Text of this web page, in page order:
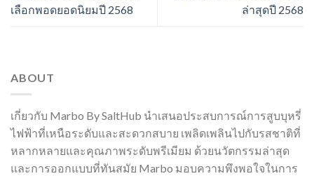
เลือกพอดยอดนิยมปี 2568
ล่าสุดปี 2568
ABOUT
เกี่ยวกับ Marbo By SaltHub นำเสนอประสบการณ์การสูบบุหรี่
ไฟฟ้าที่เหนือระดับและสะดวกสบาย เพลิดเพลินไปกับรสชาติที่
หลากหลายและคุณภาพระดับพรีเมียม ด้วยนวัตกรรมล่าสุด
และการออกแบบที่ทันสมัย Marbo มอบความพึงพอใจในการ